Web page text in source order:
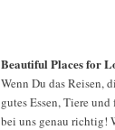
Beautiful Places for
Wenn Du das Reisen,
gutes Essen, Tiere
bei uns genau richtig!